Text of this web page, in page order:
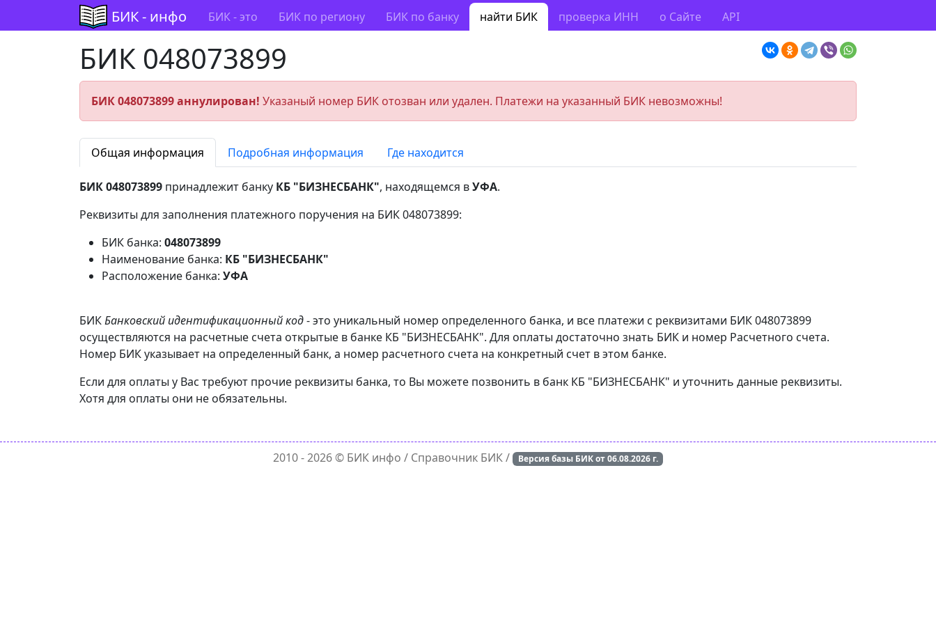
БИК - инфо БИК - это БИК по региону БИК по банку найти БИК проверка ИНН о Сайте API
БИК 048073899
БИК 048073899 аннулирован! Указаный номер БИК отозван или удален. Платежи на указанный БИК невозможны!
Общая информация Подробная информация Где находится
БИК 048073899 принадлежит банку КБ "БИЗНЕСБАНК", находящемся вУФА.
Реквизиты для заполнения платежного поручения на БИК 048073899:
БИК банка: 048073899
Наименование банка: КБ "БИЗНЕСБАНК"
Расположение банка: УФА
БИКБанковский идентификационный код- это уникальный номер определенного банка, и все платежи с реквизитами БИК 048073899
осуществляются на расчетные счета открытые в банке КБ "БИЗНЕСБАНК". Для оплаты достаточно знать БИК и номер Расчетного счета.
Номер БИК указывает на определенный банк, а номер расчетного счета на конкретный счет в этом банке.
Если для оплаты у Вас требуют прочие реквизиты банка, то Вы можете позвонить в банк КБ "БИЗНЕСБАНК" и уточнить данные реквизиты.
Хотя для оплаты они не обязательны.
2010 - 2026 © БИК инфо / Справочник БИК / Версия базы БИК от06.08.2026г.